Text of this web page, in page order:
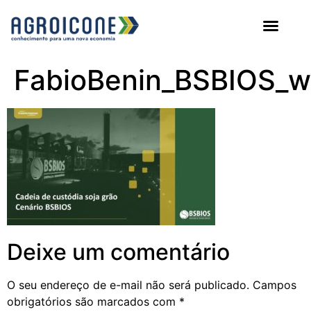
Deixe um comentário
O seu endereço de e-mail não será publicado. Campos
obrigatórios são marcados com *